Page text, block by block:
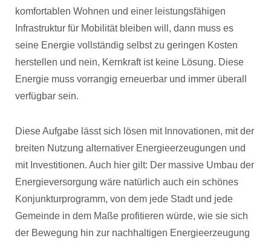
komfortablen Wohnen und einer leistungsfähigen
Infrastruktur für Mobilität bleiben will, dann muss es
seine Energie vollständig selbst zu geringen Kosten
herstellen und nein, Kernkraft ist keine Lösung. Diese
Energie muss vorrangig erneuerbar und immer überall
verfügbar sein.
Diese Aufgabe lässt sich lösen mit Innovationen, mit der
breiten Nutzung alternativer Energieerzeugungen und
mit Investitionen. Auch hier gilt: Der massive Umbau der
Energieversorgung wäre natürlich auch ein schönes
Konjunkturprogramm, von dem jede Stadt und jede
Gemeinde in dem Maße profitieren würde, wie sie sich
der Bewegung hin zur nachhaltigen Energieerzeugung